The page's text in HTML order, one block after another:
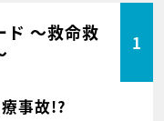
ド ～救命救
1
事故!?